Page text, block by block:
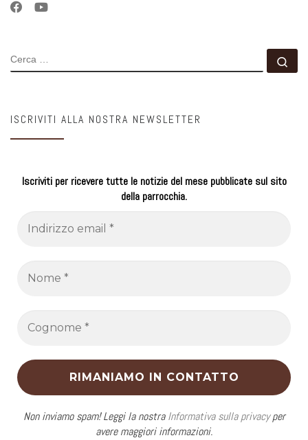
CERCA
ISCRIVITI ALLA NOSTRA NEWSLETTER
Iscriviti per ricevere tutte le notizie del mese pubblicate sul sito
della parrocchia.
Non inviamo spam! Leggi la nostraInformativa sulla privacyper
avere maggiori informazioni.